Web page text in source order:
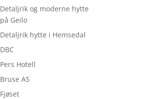
Detaljrik og moderne hytte
på Geilo
Detaljrik hytte i Hemsedal
DBC
Pers Hotell
Bruse AS
Fjøset